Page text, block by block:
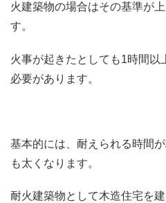
火建築物の場合はその基準が
す。
火事が起きたとしても1時間以
必要があります。
基本的には、耐えられる時間
も太くなります。
耐火建築物として木造住宅を